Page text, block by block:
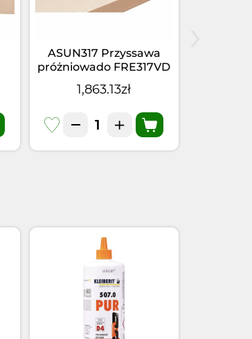
ASUN317 Przyssawa
próżniowado FRE317VD
1,863.13zł